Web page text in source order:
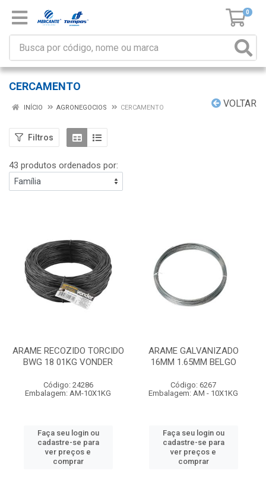
0
CERCAMENTO
VOLTAR
INÍCIO AGRONEGOCIOS CERCAMENTO
Filtros
43 produtos ordenados por:
ARAME RECOZIDO TORCIDO
BWG 18 01KG VONDER
Código: 24286
Embalagem: AM-10X1KG
Faça seu login ou
cadastre-se para
ver preços e
comprar
ARAME GALVANIZADO
16MM 1.65MM BELGO
Código: 6267
Embalagem: AM - 10X1KG
Faça seu login ou
cadastre-se para
ver preços e
comprar